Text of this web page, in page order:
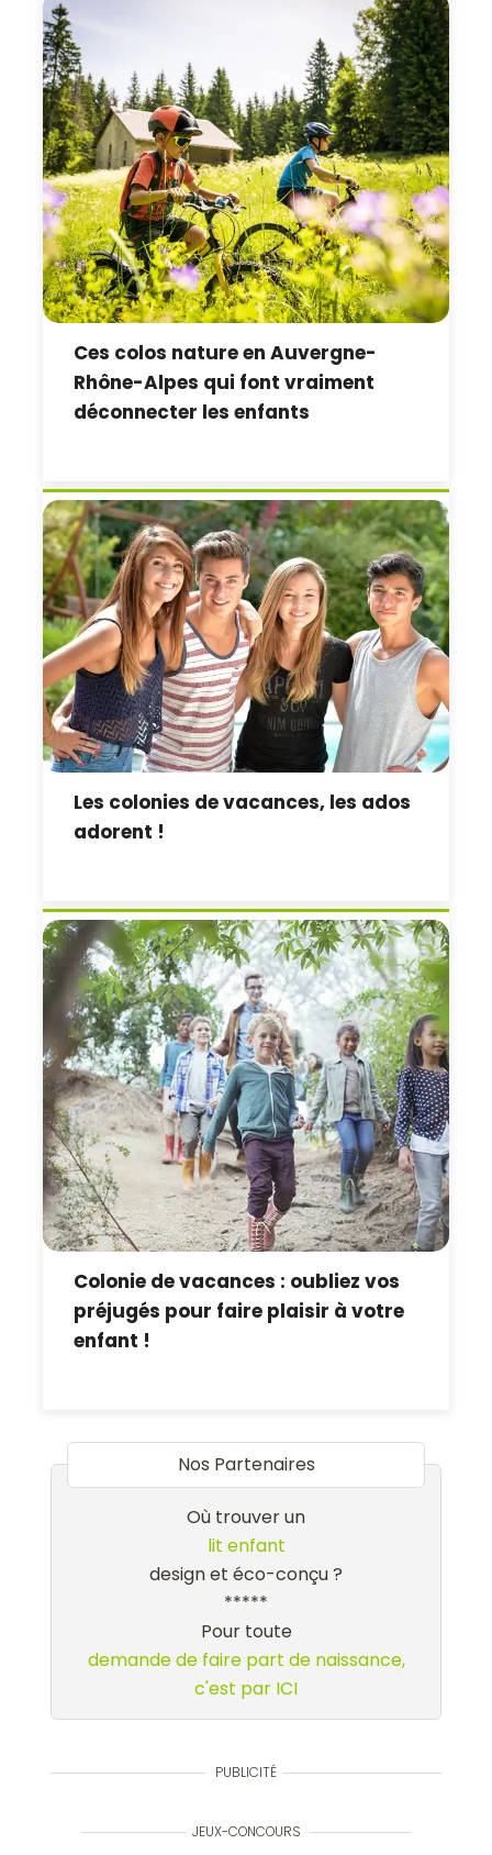
Ces colos nature en Auvergne-
Rhône-Alpes qui font vraiment
déconnecter les enfants
Les colonies de vacances, les ados
adorent !
Colonie de vacances : oubliez vos
préjugés pour faire plaisir à votre
enfant !
Nos Partenaires
Où trouver un
lit enfant
design et éco-conçu ?
*****
Pour toute
demande de faire part de naissance,
c'est par ICI
PUBLICITÉ
JEUX-CONCOURS